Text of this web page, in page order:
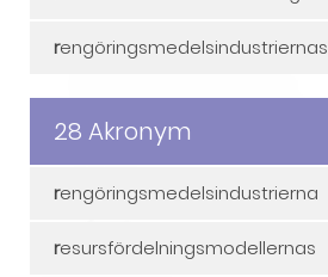
rengöringsmedelsindustriernas
28 Akronym
rengöringsmedelsindustrierna
resursfördelningsmodellernas